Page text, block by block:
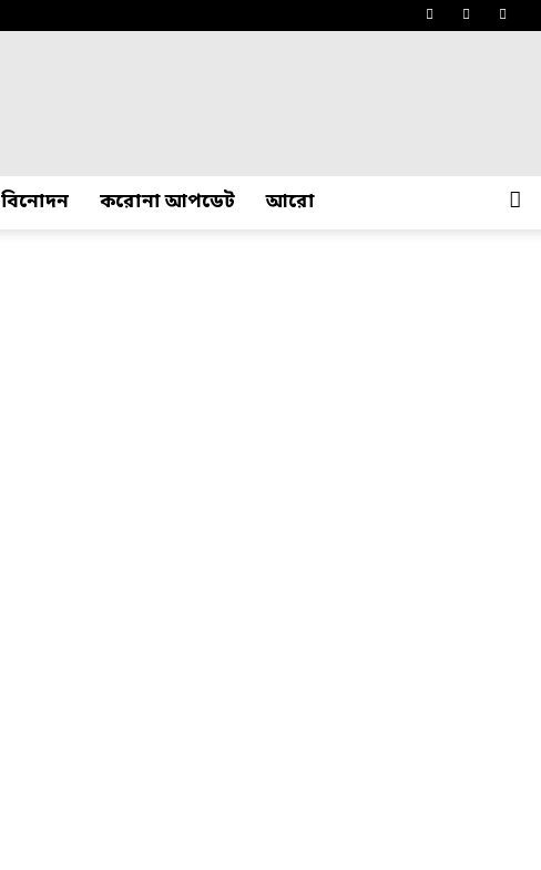
বিনোদন করোনা আপডেট আরো